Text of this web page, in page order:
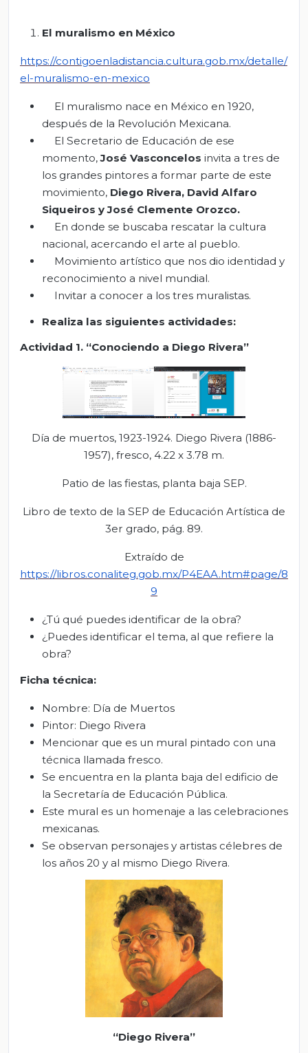
El muralismo en México
https://contigoenladistancia.cultura.gob.mx/detalle/
el-muralismo-en-mexico
El muralismo nace en México en 1920,
después de la Revolución Mexicana.
El Secretario de Educación de ese
momento,José Vasconcelos invita a tres de
los grandes pintores a formar parte de este
movimiento, Diego Rivera, David Alfaro
Siqueiros y José Clemente Orozco.
En donde se buscaba rescatar la cultura
nacional, acercando el arte al pueblo.
Movimiento artístico que nos dio identidad y
reconocimiento a nivel mundial.
Invitar a conocer a los tres muralistas.
Realiza las siguientes actividades:
Actividad 1. “Conociendo a Diego Rivera”
Día de muertos, 1923-1924. Diego Rivera (1886-
1957), fresco, 4.22 x 3.78 m.
Patio de las fiestas, planta baja SEP.
Libro de texto de la SEP de Educación Artística de
3er grado, pág. 89.
Extraído de
https://libros.conaliteg.gob.mx/P4EAA.htm#page/8
9
¿Tú qué puedes identificar de la obra?
¿Puedes identificar el tema, al que refiere la
obra?
Ficha técnica:
Nombre: Día de Muertos
Pintor: Diego Rivera
Mencionar que es un mural pintado con una
técnica llamada fresco.
Se encuentra en la planta baja del edificio de
la Secretaría de Educación Pública.
Este mural es un homenaje a las celebraciones
mexicanas.
Se observan personajes y artistas célebres de
los años 20 y al mismo Diego Rivera.
“Diego Rivera”